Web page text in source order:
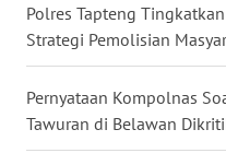
Polres Tapteng
Strategi Pemolisian
Pernyataan Kompolnas
Tawuran di Belawan
SULUT
MALUKU